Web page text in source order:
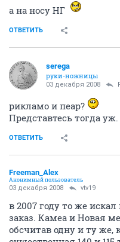
а на носу НГ
ОТВЕТИТЬ
serega
руки-ножницы
03 декабря 2008
рикламо и пеар?
Представтесь тогда уж.
ОТВЕТИТЬ
Freeman_Alex
Анонимный пользователь
03 декабря 2008 vtv19
в 2007 году то же
заказ. Камеа и Новая
обсчитав одну и ту же,